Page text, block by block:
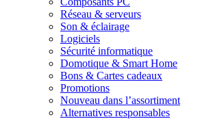
Réseau & serveurs
Son & éclairage
Logiciels
Sécurité informatique
Domotique & Smart Home
Bons & Cartes cadeaux
Promotions
Nouveau dans l’assortiment
Alternatives responsables